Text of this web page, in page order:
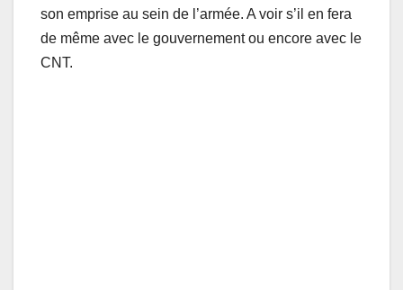
son emprise au sein de l’armée. A voir s’il en fera
de même avec le gouvernement ou encore avec le
CNT.